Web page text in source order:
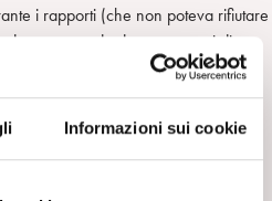
Informazioni sui cookie
i rapporti (che non poteva rifiutare
se stessa da due o tre metri di
possibili, vi sono tanto le ferite
“goccia a goccia”,
Le umiliazioni possono essere
inapparenti e basate su